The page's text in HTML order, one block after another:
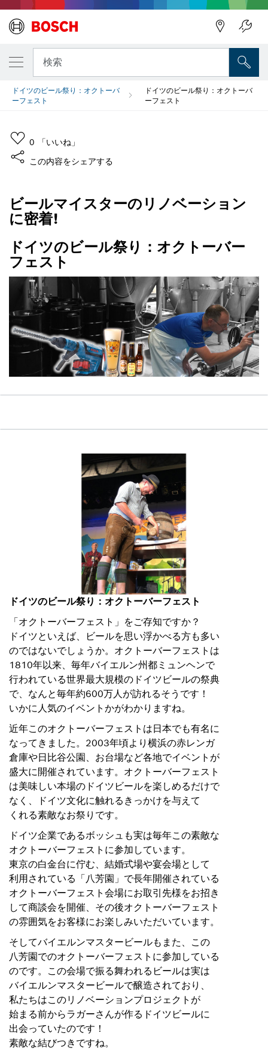
検索
ドイツのビール祭り：オクトーバ
ーフェスト
ドイツのビール祭り：オクトーバ
ーフェスト
0 「いいね」
この内容をシェアする
ビールマイスターのリノベーション
に密着!
ドイツのビール祭り：オクトーバー
フェスト
ドイツのビール祭り：オクトーバーフェスト
「オクトーバーフェスト」をご存知ですか？
ドイツといえば、ビールを思い浮かべる方も多い
のではないでしょうか。オクトーバーフェストは
1810年以来、毎年バイエルン州都ミュンヘンで
行われている世界最大規模のドイツビールの祭典
で、なんと毎年約600万人が訪れるそうです！
いかに人気のイベントかがわかりますね。
近年このオクトーバーフェストは日本でも有名に
なってきました。2003年頃より横浜の赤レンガ
倉庫や日比谷公園、お台場など各地でイベントが
盛大に開催されています。オクトーバーフェスト
は美味しい本場のドイツビールを楽しめるだけで
なく、ドイツ文化に触れるきっかけを与えて
くれる素敵なお祭りです。
ドイツ企業であるボッシュも実は毎年この素敵な
オクトーバーフェストに参加しています。
東京の白金台に佇む、結婚式場や宴会場として
利用されている「八芳園」で長年開催されている
オクトーバーフェスト会場にお取引先様をお招き
して商談会を開催、その後オクトーバーフェスト
の雰囲気をお客様にお楽しみいただいています。
そしてバイエルンマスタービールもまた、この
八芳園でのオクトーバーフェストに参加している
のです。この会場で振る舞われるビールは実は
バイエルンマスタービールで醸造されており、
私たちはこのリノベーションプロジェクトが
始まる前からラガーさんが作るドイツビールに
出会っていたのです！
素敵な結びつきですね。